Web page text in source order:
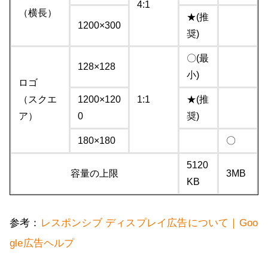
（横長）
4:1
1200×300
★(推
奨)
ロゴ
（スクエ
ア）
128×128
1:1
〇(最
小)
1200×120
0
★(推
奨)
180×180 〇
容量の上限
5120
KB
3MB
参考： レスポンシブ ディスプレイ広告について｜Goo
gle広告ヘルプ